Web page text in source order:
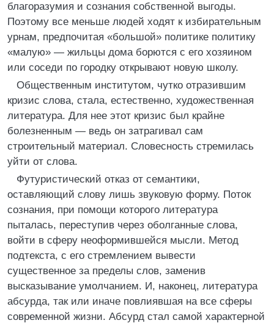
благоразумия и сознания собственной выгоды.
Поэтому все меньше людей ходят к избирательным
урнам, предпочитая «большой» политике политику
«малую» — жильцы дома борются с его хозяином
или соседи по городку открывают новую школу.
Общественным институтом, чутко отразившим
кризис слова, стала, естественно, художественная
литература. Для нее этот кризис был крайне
болезненным — ведь он затрагивал сам
строительный материал. Словесность стремилась
уйти от слова.
Футуристический отказ от семантики,
оставляющий слову лишь звуковую форму. Поток
сознания, при помощи которого литература
пыталась, переступив через оболганные слова,
войти в сферу неоформившейся мысли. Метод
подтекста, с его стремлением вывести
существенное за пределы слов, заменив
высказывание умолчанием. И, наконец, литература
абсурда, так или иначе повлиявшая на все сферы
современной жизни. Абсурд стал самой характерной